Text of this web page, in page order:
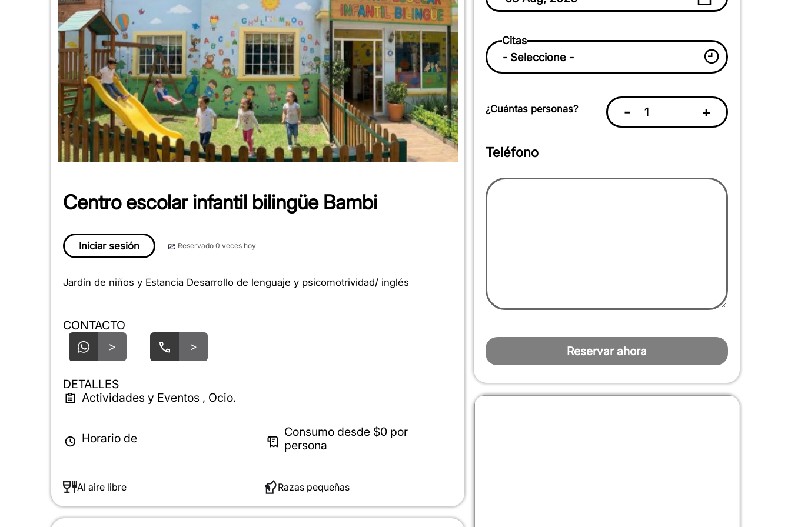
Centro escolar infantil bilingüe Bambi
Iniciar sesión Reservado 0 veces hoy
Jardín de niños y Estancia Desarrollo de lenguaje y psicomotrividad/ inglés
CONTACTO
>
>
DETALLES
Actividades y Eventos , Ocio.
Horario de Consumo desde $0por
persona
Al aire libre Razas pequeñas
Citas
¿Cuántas personas? - +
Teléfono
Reservar ahora